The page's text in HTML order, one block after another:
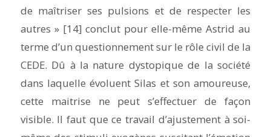
de maîtriser ses pulsions et de respecter les
autres » [14] conclut pour elle-même Astrid au
terme d’un questionnement sur le rôle civil de la
CEDE. Dû à la nature dystopique de la société
dans laquelle évoluent Silas et son amoureuse,
cette maitrise ne peut s’effectuer de façon
visible. Il faut que ce travail d’ajustement à soi-